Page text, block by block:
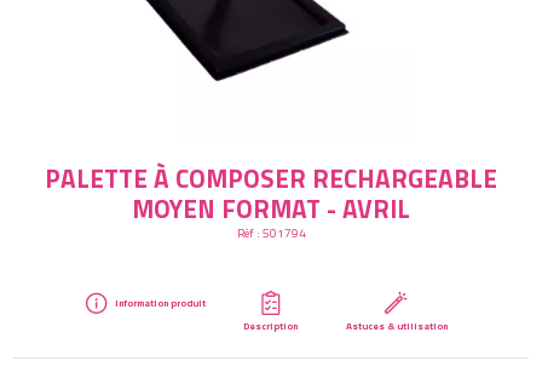
PALETTE À COMPOSER RECHARGEABLE
MOYEN FORMAT - AVRIL
Réf :501794
Information produit
Description
Astuces & utilisation